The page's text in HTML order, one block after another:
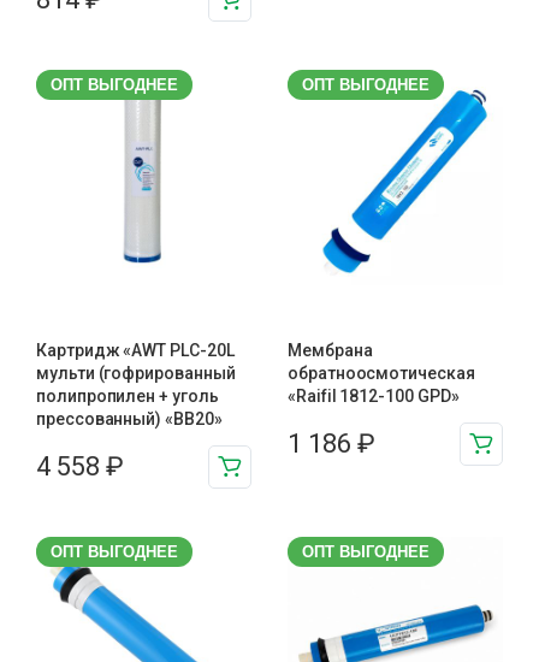
ОПТ ВЫГОДНЕЕ
Картридж «AWT PLC-20L
мульти (гофрированный
полипропилен + уголь
прессованный) «BB20»
4 558 ₽
ОПТ ВЫГОДНЕЕ
Мембрана
обратноосмотическая
«Raifil 1812-100 GPD»
1 186 ₽
ОПТ ВЫГОДНЕЕ ОПТ ВЫГОДНЕЕ